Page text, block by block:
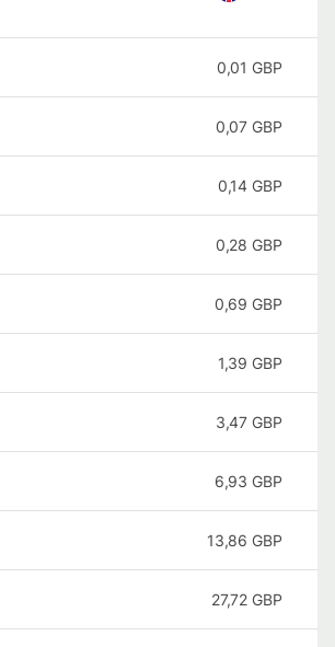
0,01 GBP
0,07 GBP
0,14 GBP
0,28 GBP
0,69 GBP
1,39 GBP
3,47 GBP
6,93 GBP
13,86 GBP
27,72 GBP